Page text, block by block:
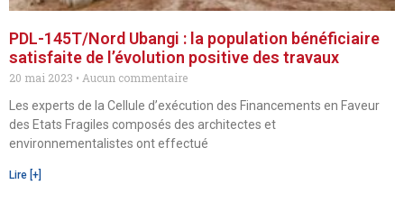
PDL-145T/Nord Ubangi : la population bénéficiaire
satisfaite de l’évolution positive des travaux
20 mai 2023
Aucun commentaire
Les experts de la Cellule d’exécution des Financements en Faveur
des Etats Fragiles composés des architectes et
environnementalistes ont effectué
Lire [+]